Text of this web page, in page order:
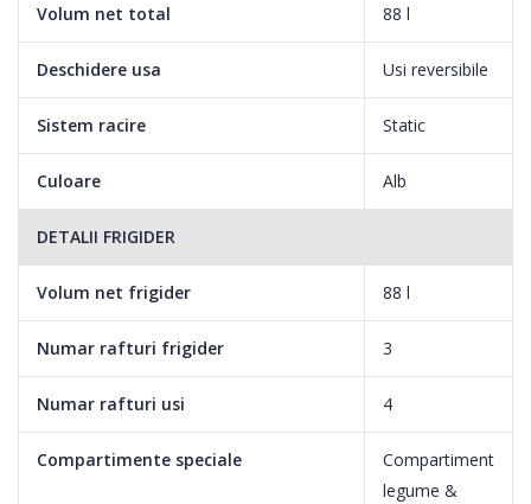
Volum net total 88 l
Deschidere usa Usi reversibile
Sistem racire Static
Culoare Alb
DETALII FRIGIDER
Volum net frigider 88 l
Numar rafturi frigider 3
Numar rafturi usi 4
Compartimente speciale
Compartiment
legume &